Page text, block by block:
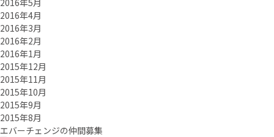
2016年5月
2016年4月
2016年3月
2016年2月
2016年1月
2015年12月
2015年11月
2015年10月
2015年9月
2015年8月
エバーチェ ンジの仲間募集